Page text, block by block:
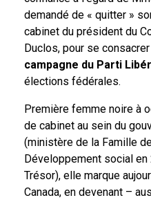
demandé de « quitter »
cabinet du président du
Duclos, pour se
campagne du Parti
élections fédérales.
Première femme noire à
de cabinet au sein du
(ministère de la Famille
Développement social
Trésor), elle marque
Canada, en devenant –